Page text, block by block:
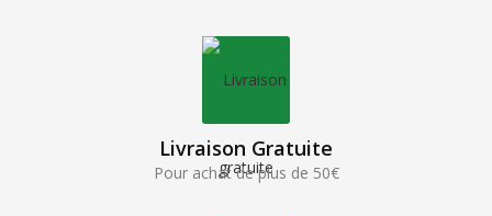
Livraison Gratuite
Pour achat de plus de 50€